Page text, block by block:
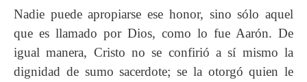
Nadie puede apropiarse ese honor, sino sólo aquel
que es llamado por Dios, como lo fue Aarón. De
igual manera, Cristo no se confirió a sí mismo la
dignidad de sumo sacerdote; se la otorgó quien le